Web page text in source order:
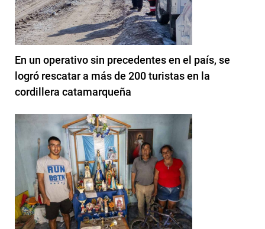
En un operativo sin precedentes en el país, se
logró rescatar a más de 200 turistas en la
cordillera catamarqueña